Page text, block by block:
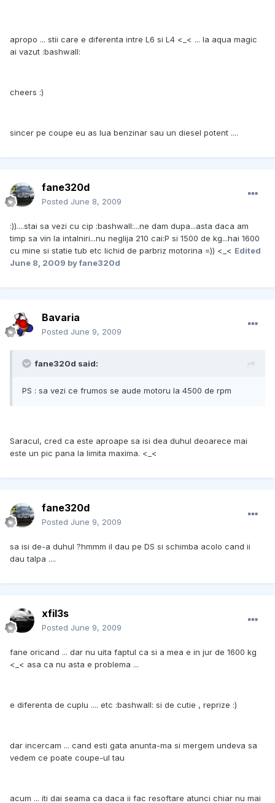
apropo ... stii care e diferenta intre L6 si L4 <_< ... la aqua magic
ai vazut :bashwall:
cheers :)
sincer pe coupe eu as lua benzinar sau un diesel potent ....
fane320d
Posted June 8, 2009
:))....stai sa vezi cu cip :bashwall:...ne dam dupa...asta daca am
timp sa vin la intalniri...nu neglija 210 cai:P si 1500 de kg...hai 1600
cu mine si statie tub etc lichid de parbriz motorina =)) <_< Edited
June 8, 2009 by fane320d
Bavaria
Posted June 9, 2009
fane320d said:
PS : sa vezi ce frumos se aude motoru la 4500 de rpm
Saracul, cred ca este aproape sa isi dea duhul deoarece mai
este un pic pana la limita maxima. <_<
fane320d
Posted June 9, 2009
sa isi de-a duhul ?hmmm il dau pe DS si schimba acolo cand ii
dau talpa ....
xfil3s
Posted June 9, 2009
fane oricand ... dar nu uita faptul ca si a mea e in jur de 1600 kg
<_< asa ca nu asta e problema ...
e diferenta de cuplu .... etc :bashwall: si de cutie , reprize :)
dar incercam ... cand esti gata anunta-ma si mergem undeva sa
vedem ce poate coupe-ul tau
acum ... iti dai seama ca daca ii fac resoftare atunci chiar nu mai